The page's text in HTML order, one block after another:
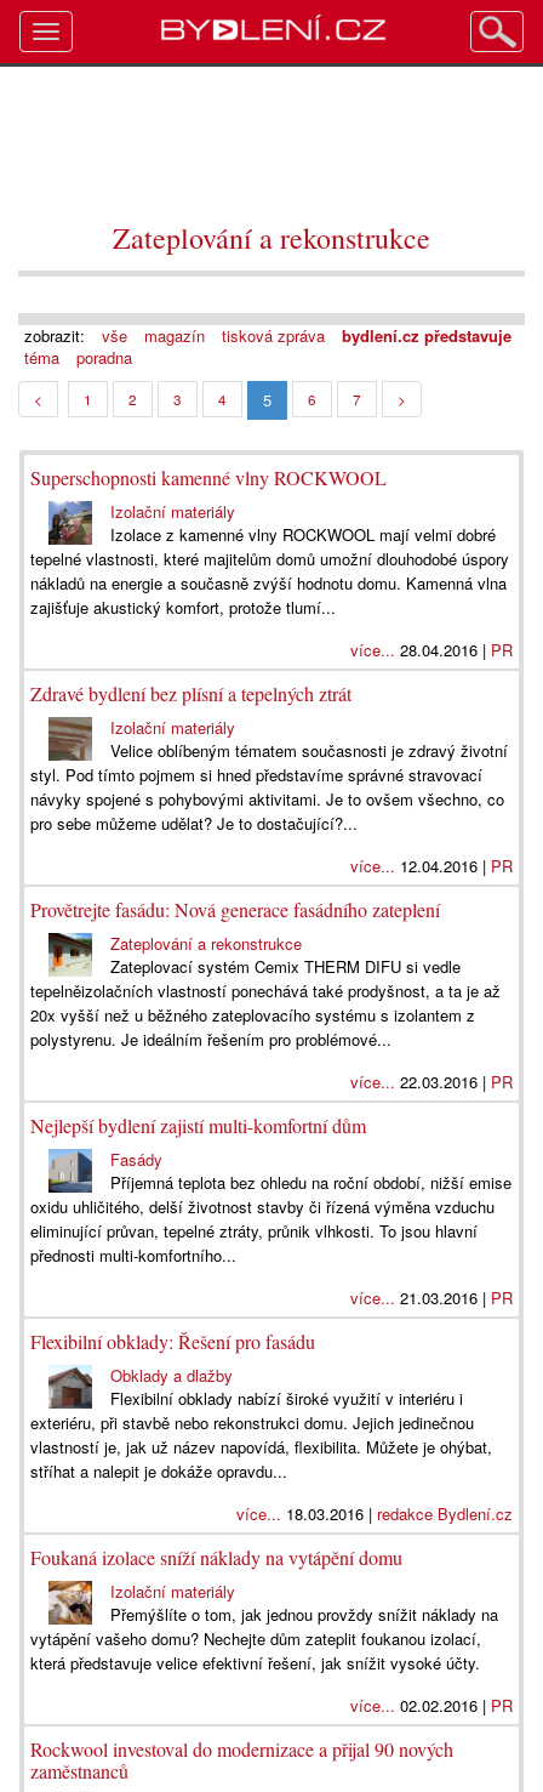
Zateplování a rekonstrukce
zobrazit: vše magazín tisková zpráva
bydlení.cz představuje
téma
poradna
< 1 2 3 4 5 6 7 >
Superschopnosti kamenné vlny ROCKWOOL
Izolační materiály
Izolace z kamenné vlny ROCKWOOL mají velmi dobré
tepelné vlastnosti, které majitelům domů umožní dlouhodobé úspory
nákladů na energie a současně zvýší hodnotu domu. Kamenná vlna
zajišťuje akustický komfort, protože tlumí...
více... 28.04.2016 | PR
Zdravé bydlení bez plísní a tepelných ztrát
Izolační materiály
Velice oblíbeným tématem současnosti je zdravý životní
styl. Pod tímto pojmem si hned představíme správné stravovací
návyky spojené s pohybovými aktivitami. Je to ovšem všechno, co
pro sebe můžeme udělat? Je to dostačující?...
více... 12.04.2016 | PR
Provětrejte fasádu: Nová generace fasádního zateplení
Zateplování a rekonstrukce
Zateplovací systém Cemix THERM DIFU si vedle
tepelněizolačních vlastností ponechává také prodyšnost, a ta je až
20x vyšší než u běžného zateplovacího systému s izolantem z
polystyrenu. Je ideálním řešením pro problémové...
více... 22.03.2016 | PR
Nejlepší bydlení zajistí multi-komfortní dům
Fasády
Příjemná teplota bez ohledu na roční období, nižší emise
oxidu uhličitého, delší životnost stavby či řízená výměna vzduchu
eliminující průvan, tepelné ztráty, průnik vlhkosti. To jsou hlavní
přednosti multi-komfortního...
více... 21.03.2016 | PR
Flexibilní obklady: Řešení pro fasádu
Obklady a dlažby
Flexibilní obklady nabízí široké využití v interiéru i
exteriéru, při stavbě nebo rekonstrukci domu. Jejich jedinečnou
vlastností je, jak už název napovídá, flexibilita. Můžete je ohýbat,
stříhat a nalepit je dokáže opravdu...
více... 18.03.2016 | redakce Bydlení.cz
Foukaná izolace sníží náklady na vytápění domu
Izolační materiály
Přemýšlíte o tom, jak jednou provždy snížit náklady na
vytápění vašeho domu? Nechejte dům zateplit foukanou izolací,
která představuje velice efektivní řešení, jak snížit vysoké účty.
více... 02.02.2016 | PR
Rockwool investoval do modernizace a přijal 90 nových
zaměstnanců
Toggle
navigation